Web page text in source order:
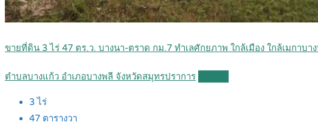
ขายที่ดิน 3 ไร่ 47 ตร.ว. บางนา-ตราด กม.7 ทำเลศักยภาพ ใกล้เมือง ใกล้เมกาบ
ตำบลบางแก้ว อำเภอบางพลี จังหวัดสมุทรปราการ
3ไร่
47 ตารางวา